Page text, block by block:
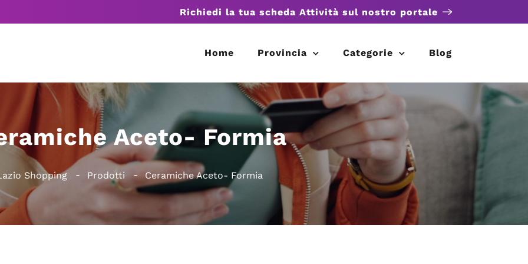
Richiedi la tua scheda Attività sul nostro portale
Home Provincia Categorie Blog
Aceto- Formia
Shopping Prodotti Ceramiche Aceto- Formia